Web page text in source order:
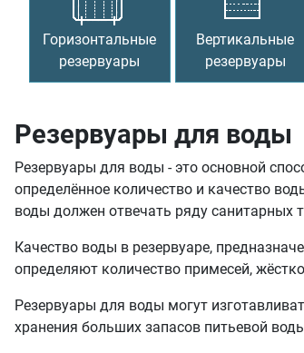
Горизонтальные
резервуары
Вертикальные
резервуары
Резервуары для воды
Резервуары для воды - это основной
определённое количество и качество
воды должен отвечать ряду санитарных
Качество воды в резервуаре,
определяют количество примесей,
Резервуары для воды могут
хранения больших запасов питьевой